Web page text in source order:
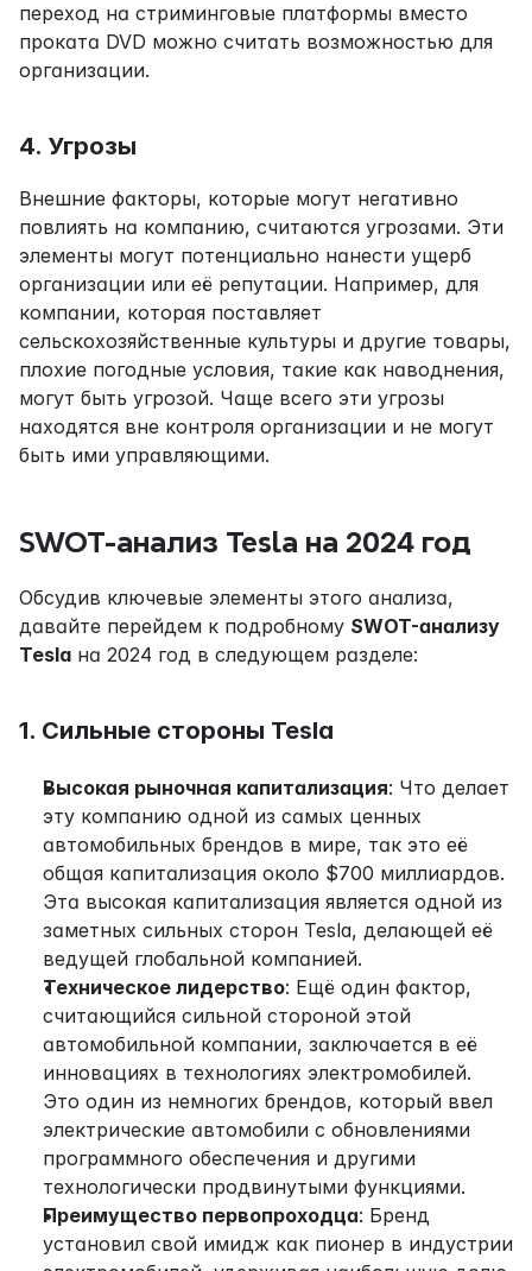
переход на стриминговые платформы вместо
проката DVD можно считать возможностью для
организации.
4. Угрозы
Внешние факторы, которые могут негативно
повлиять на компанию, считаются угрозами. Эти
элементы могут потенциально нанести ущерб
организации или её репутации. Например, для
компании, которая поставляет
сельскохозяйственные культуры и другие товары,
плохие погодные условия, такие как наводнения,
могут быть угрозой. Чаще всего эти угрозы
находятся вне контроля организации и не могут
быть ими управляющими.
SWOT-анализ Tesla на 2024 год
Обсудив ключевые элементы этого анализа,
давайте перейдем к подробному SWOT-анализу
Tesla на 2024 год в следующем разделе:
1. Сильные стороны Tesla
Высокая рыночная капитализация: Что делает
эту компанию одной из самых ценных
автомобильных брендов в мире, так это её
общая капитализация около $700 миллиардов.
Эта высокая капитализация является одной из
заметных сильных сторон Tesla, делающей её
ведущей глобальной компанией.
Техническое лидерство: Ещё один фактор,
считающийся сильной стороной этой
автомобильной компании, заключается в её
инновациях в технологиях электромобилей.
Это один из немногих брендов, который ввел
электрические автомобили с обновлениями
программного обеспечения и другими
технологически продвинутыми функциями.
Преимущество первопроходца: Бренд
установил свой имидж как пионер в индустрии